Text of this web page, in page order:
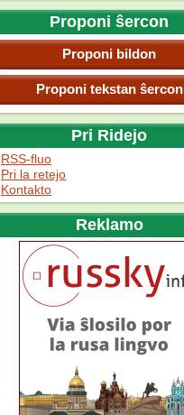
Proponi ŝercon
Proponi bildon
Proponi tekstan ŝercon
Pri Ridejo
RSS-fluo
Pri la retejo
Kontakto
Reklamo